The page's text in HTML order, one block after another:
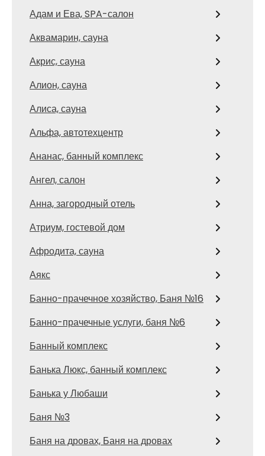
Адам и Ева, SPA-салон
Аквамарин, сауна
Акрис, сауна
Алион, сауна
Алиса, сауна
Альфа, автотехцентр
Ананас, банный комплекс
Ангел, салон
Анна, загородный отель
Атриум, гостевой дом
Афродита, сауна
Аякс
Банно-прачечное хозяйство, Баня №16
Банно-прачечные услуги, баня №6
Банный комплекс
Банька Люкс, банный комплекс
Банька у Любаши
Баня №3
Баня на дровах, Баня на дровах